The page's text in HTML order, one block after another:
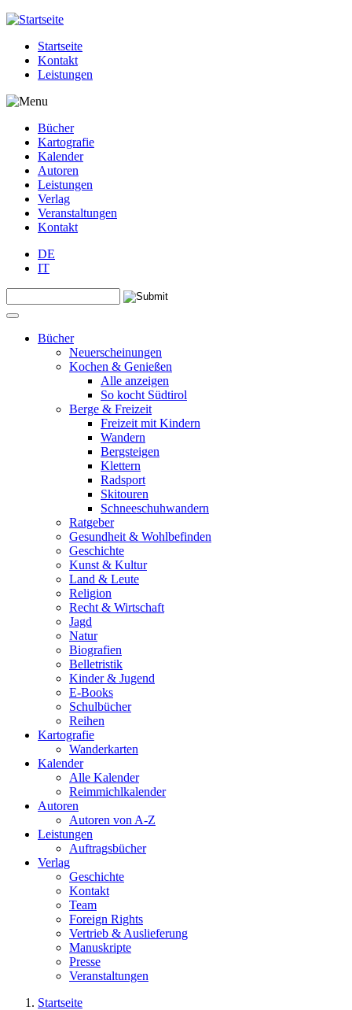
Jump to navigation
Startseite
Kontakt
Leistungen
Bücher
Kartografie
Kalender
Autoren
Leistungen
Verlag
Veranstaltungen
Kontakt
DE
IT
Suchformular
Bücher
Neuerscheinungen
Kochen & Genießen
Alle anzeigen
So kocht Südtirol
Berge & Freizeit
Freizeit mit Kindern
Wandern
Bergsteigen
Klettern
Radsport
Skitouren
Schneeschuhwandern
Ratgeber
Gesundheit & Wohlbefinden
Geschichte
Kunst & Kultur
Land & Leute
Religion
Recht & Wirtschaft
Jagd
Natur
Biografien
Belletristik
Kinder & Jugend
E-Books
Schulbücher
Reihen
Kartografie
Wanderkarten
Kalender
Alle Kalender
Reimmichlkalender
Autoren
Autoren von A-Z
Leistungen
Auftragsbücher
Verlag
Geschichte
Kontakt
Team
Foreign Rights
Vertrieb & Auslieferung
Manuskripte
Presse
Veranstaltungen
Startseite